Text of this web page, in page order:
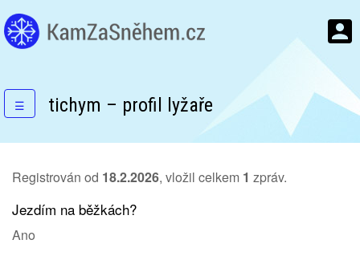
☰ tichym – profil lyžaře
Registrován od 18.2.2026, vložil celkem 1 zpráv.
Jezdím na běžkách?
Ano